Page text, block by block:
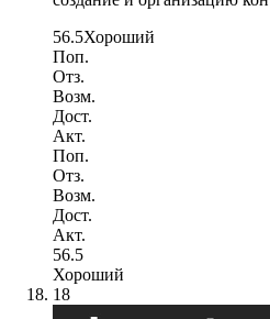
56.5Хороший
Поп.
Отз.
Возм.
Дост.
Акт.
Поп.
Отз.
Возм.
Дост.
Акт.
56.5
Хороший
18